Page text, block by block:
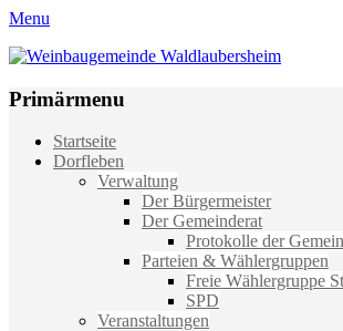
Menu
Weinbaugemeinde Waldlaubersheim
Primärmenu
Weiter
zum
Startseite
Dorfleben
Verwaltung
Der Bürgermeister
Der Gemeinderat
Protokolle der
Parteien & Wählergruppen
Freie Wählergruppe
SPD
Veranstaltungen